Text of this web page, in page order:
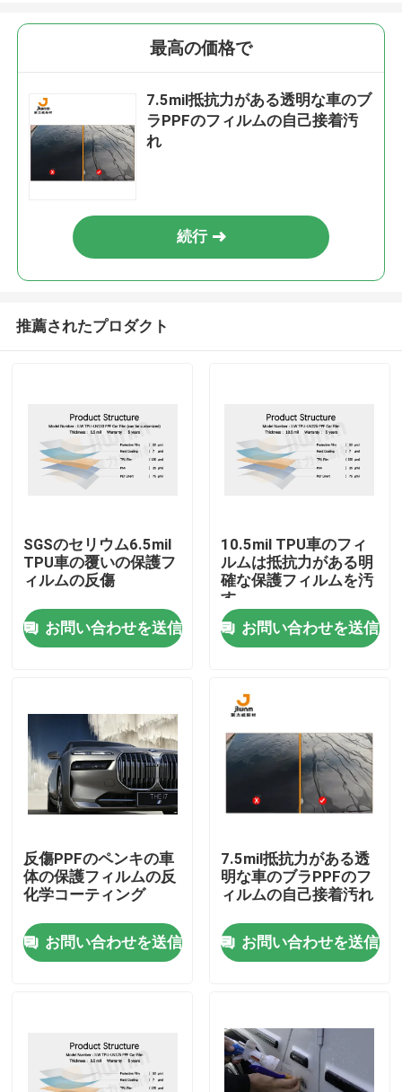
ホーム
製品
会社案内
品質管理
お問い合わせ
TPU PPFのフィルム
最高の価格で
7.5mil抵抗力がある透明な車のブ
ラPPFのフィルムの自己接着汚
れ
続行
推薦されたプロダクト
SGSのセリウム6.5mil
TPU車の覆いの保護フ
ィルムの反傷
お問い合わせを送信
10.5mil TPU車のフィ
ルムは抵抗力がある明
確な保護フィルムを汚
す
お問い合わせを送信
反傷PPFのペンキの車
体の保護フィルムの反
化学コーティング
お問い合わせを送信
7.5mil抵抗力がある透
明な車のブラPPFのフ
ィルムの自己接着汚れ
お問い合わせを送信